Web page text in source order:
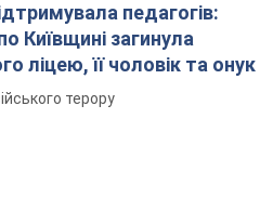
педагогів:
Київщині загинула
ліцею, її чоловік та онук
терору